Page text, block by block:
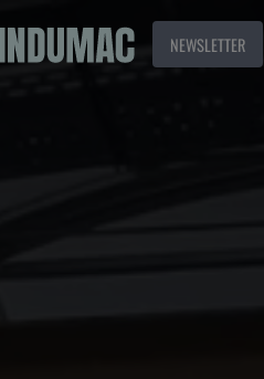
NEWSLETTER